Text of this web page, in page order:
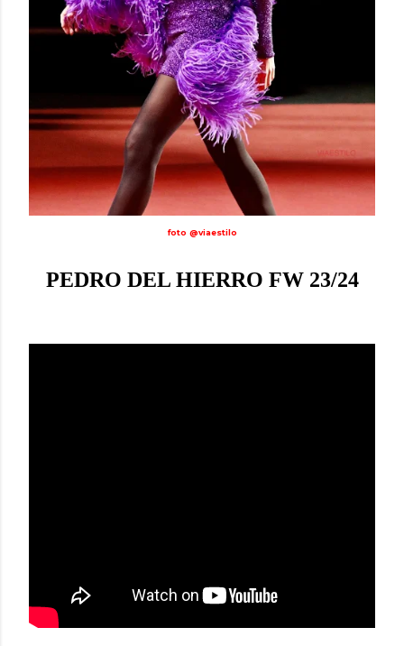
foto @viaestilo
PEDRO DEL HIERRO FW 23/24